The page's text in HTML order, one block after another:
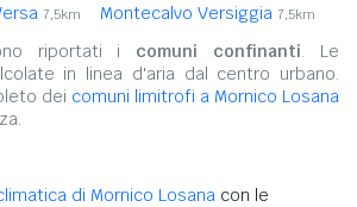
7,5km Montecalvo Versiggia 7,5km
riportati i comuni confinanti. Le
in linea d'aria dal centro urbano.
dei comuni limitrofi a Mornico Losana
di Mornico Losana con le